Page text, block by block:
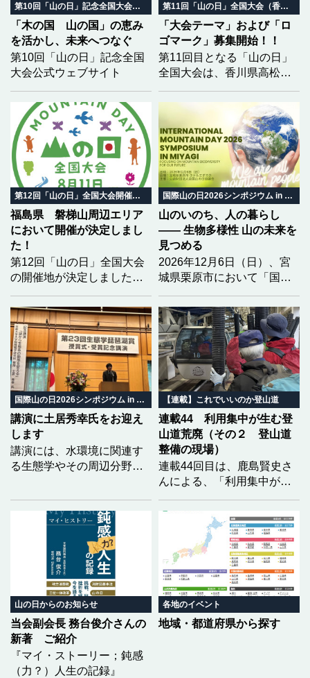
第10回「山の日」記念全国大会 岐阜in飛騨高山
「木の国 山の国」の恵み
を活かし、未来へつなぐ
第10回「山の日」記念全国
大会公式ウェブサイト
第11回「山の日」全国大会（香川県）
「大会テーマ」および「ロ
ゴマーク」募集開始！！
第11回目となる「山の日」
全国大会は、香川県高松市
会を全国に広くPRするた
め、香川大会の開催趣旨を
踏まえた「大会テーマ」と
「ロゴマーク」の募集を開
始しました。どなたでも応
募可能（団体は除く）で
す。学生の方々も、奮って
応募してください！
第12回「山の日」全国大会開催地決定
福島県 磐梯山周辺エリア
において開催が決定しまし
た！
第12回「山の日」全国大会
の開催地が決定しました！
回大会開催地を「福島県
北塩原村 磐梯町 猪苗代
町」とし、開催地決定を通
知いたしました。
国際山の日2026シンポジウム in みやぎ
山のいのち、人の暮らし
―― 生物多様性 山の未来を
見つめる
2026年12月6日（日）、宮
城県栗原市において「国際
みやぎ」を開催いたしま
す。 今年のテーマは「生物
多様性」。 気候変動という
大きな揺らぎの中で、山と
いのちがどう繋がり、私た
ちの暮らしがどう変わって
いくのか。 地域の自然と暮
らしから、山の未来を共に
考えます。
国際山の日2026シンポジウム in みやぎ
講演に土居秀幸氏をお迎え
します
講演には、水環境に関連す
る生態学やその周辺分野で
された土居秀幸氏（京都大
学大学院情報学研究科教
授）をお迎えし、「どうし
たら生物多様性を『知る』
ことができるのか 〜市民科
学の実践〜」をテーマにご
講演いただく予定です。
【連載】これでいいのか登山道
連載44 利用集中が生む登
山道荒廃（その２ 登山道
整備の現場）
連載44回目は、鹿島賢史さ
んによる、「利用集中が生
なります。福島県の安達太
良山を事例に、前回は登山
道荒廃の実態をレポートい
ただきましたが、今回は、
それらに対して現場でどの
ような整備が行われている
のかを具体的に記していた
だきました。
山の日からのお知らせ
当会副会長 務台俊介さんの
新著 ご紹介
『マイ・ストーリー；鈍感
（力？）人生の記録』
各地のイベント
地域・都道府県から探す